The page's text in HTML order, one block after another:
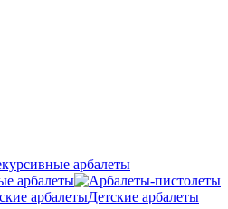
арбалеты
арбалеты
Детские арбалеты